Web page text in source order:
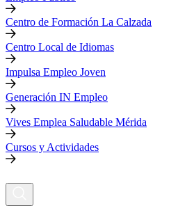
Centro de Formación La Calzada
Centro Local de Idiomas
Impulsa Empleo Joven
Generación IN Empleo
Vives Emplea Saludable Mérida
Cursos y Actividades